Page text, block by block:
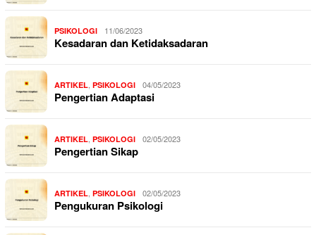
PSIKOLOGI 11/06/2023
Kesadaran dan Ketidaksadaran
ARTIKEL, PSIKOLOGI 04/05/2023
Pengertian Adaptasi
ARTIKEL, PSIKOLOGI 02/05/2023
Pengertian Sikap
ARTIKEL, PSIKOLOGI 02/05/2023
Pengukuran Psikologi